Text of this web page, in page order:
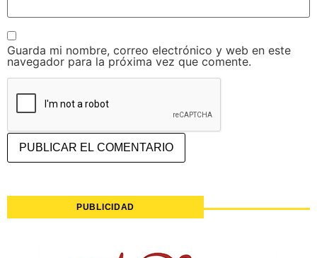
Guarda mi nombre, correo electrónico y web en este
navegador para la próxima vez que comente.
PUBLICIDAD